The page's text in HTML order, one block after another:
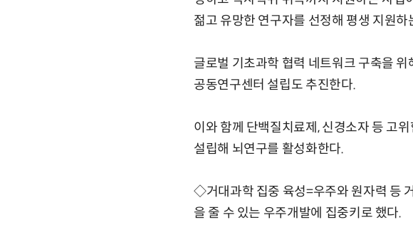
젊고 유망한 연구자를 선정해 평생 지원
글로벌 기초과학 협력 네트워크 구축을
공동연구센터 설립도 추진한다.
이와 함께 단백질치료제, 신경소자 등 고
설립해 뇌연구를 활성화한다.
◇거대과학 집중 육성=우주와 원자력 등
을 줄 수 있는 우주개발에 집중키로 했다.